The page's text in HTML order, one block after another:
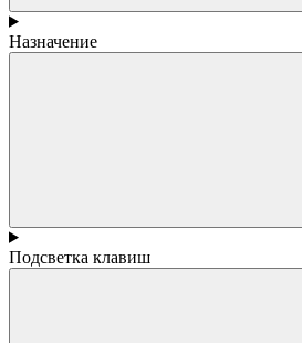
Назначение
Подсветка клавиш